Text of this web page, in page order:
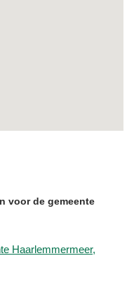
voor de gemeente
Haarlemmermeer,